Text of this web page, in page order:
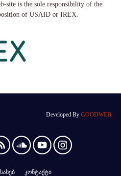
site is the sole responsibility of the
of USAID or IREX.
Developed By GOODWEB
კონტაქტი